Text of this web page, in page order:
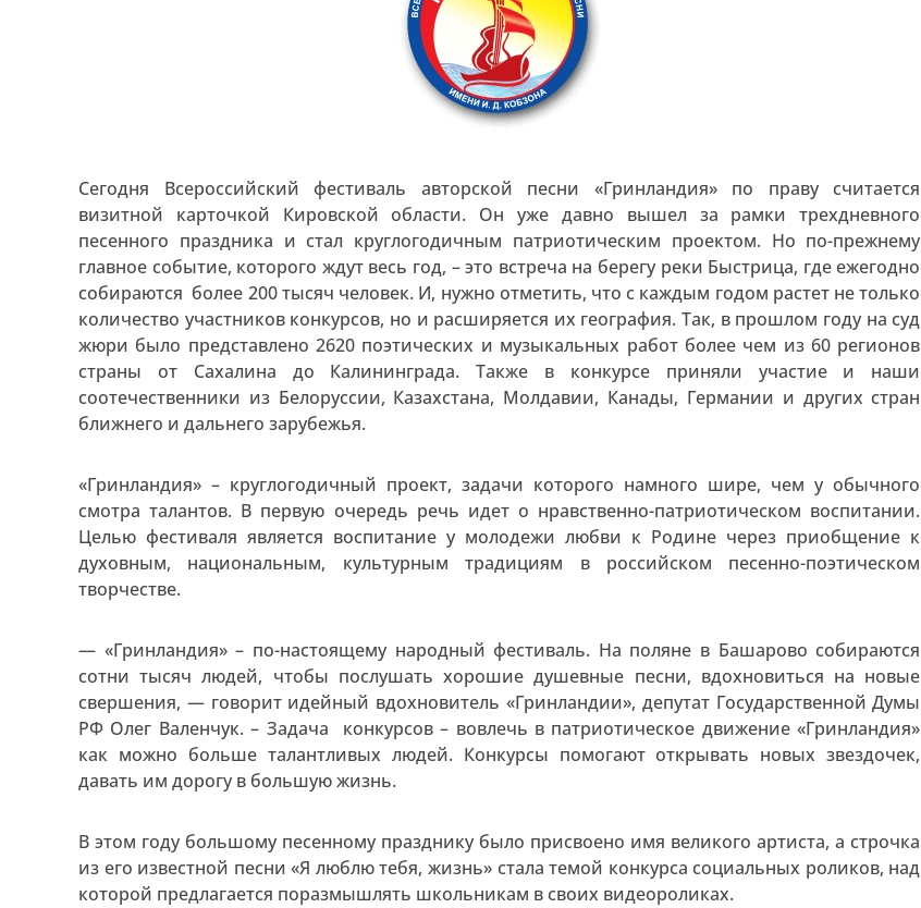
Сегодня Всероссийский фестиваль авторской песни «Гринландия» по праву считается
визитной карточкой Кировской области. Он уже давно вышел за рамки трехдневного
песенного праздника и стал круглогодичным патриотическим проектом. Но по-прежнему
главное событие, которого ждут весь год, – это встреча на берегу реки Быстрица, где ежегодно
собираются более 200 тысяч человек. И, нужно отметить, что с каждым годом растет не только
количество участников конкурсов, но и расширяется их география. Так, в прошлом году на суд
жюри было представлено 2620 поэтических и музыкальных работ более чем из 60 регионов
страны от Сахалина до Калининграда. Также в конкурсе приняли участие и наши
соотечественники из Белоруссии, Казахстана, Молдавии, Канады, Германии и других стран
ближнего и дальнего зарубежья.
«Гринландия» – круглогодичный проект, задачи которого намного шире, чем у обычного
смотра талантов. В первую очередь речь идет о нравственно-патриотическом воспитании.
Целью фестиваля является воспитание у молодежи любви к Родине через приобщение к
духовным, национальным, культурным традициям в российском песенно-поэтическом
творчестве.
— «Гринландия» – по-настоящему народный фестиваль. На поляне в Башарово собираются
сотни тысяч людей, чтобы послушать хорошие душевные песни, вдохновиться на новые
свершения, — говорит идейный вдохновитель «Гринландии», депутат Государственной Думы
РФ Олег Валенчук. – Задача конкурсов – вовлечь в патриотическое движение «Гринландия»
как можно больше талантливых людей. Конкурсы помогают открывать новых звездочек,
давать им дорогу в большую жизнь.
В этом году большому песенному празднику было присвоено имя великого артиста, а строчка
из его известной песни «Я люблю тебя, жизнь» стала темой конкурса социальных роликов, над
которой предлагается поразмышлять школьникам в своих видеороликах.